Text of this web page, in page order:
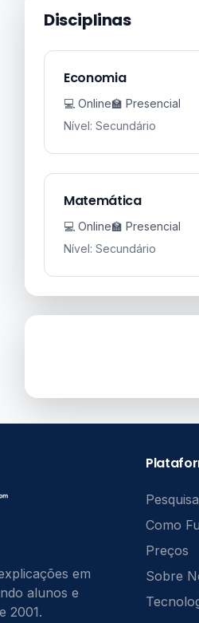
Disciplinas
Economia
💻 Online🏫 Presencial
Nível: Secundário
Matemática
💻 Online🏫 Presencial
Nível: Secundário
em
alunos e
2001.
Como
Preços
Sobre